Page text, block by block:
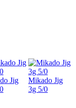
Jig
Mikado Jig
3g 5/0